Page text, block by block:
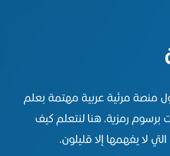
منصة مرئية عربية مهتمة بعلم
برسوم رمزية. هنا لنتعلم كيف
لا يفهمها إلا قليلون.